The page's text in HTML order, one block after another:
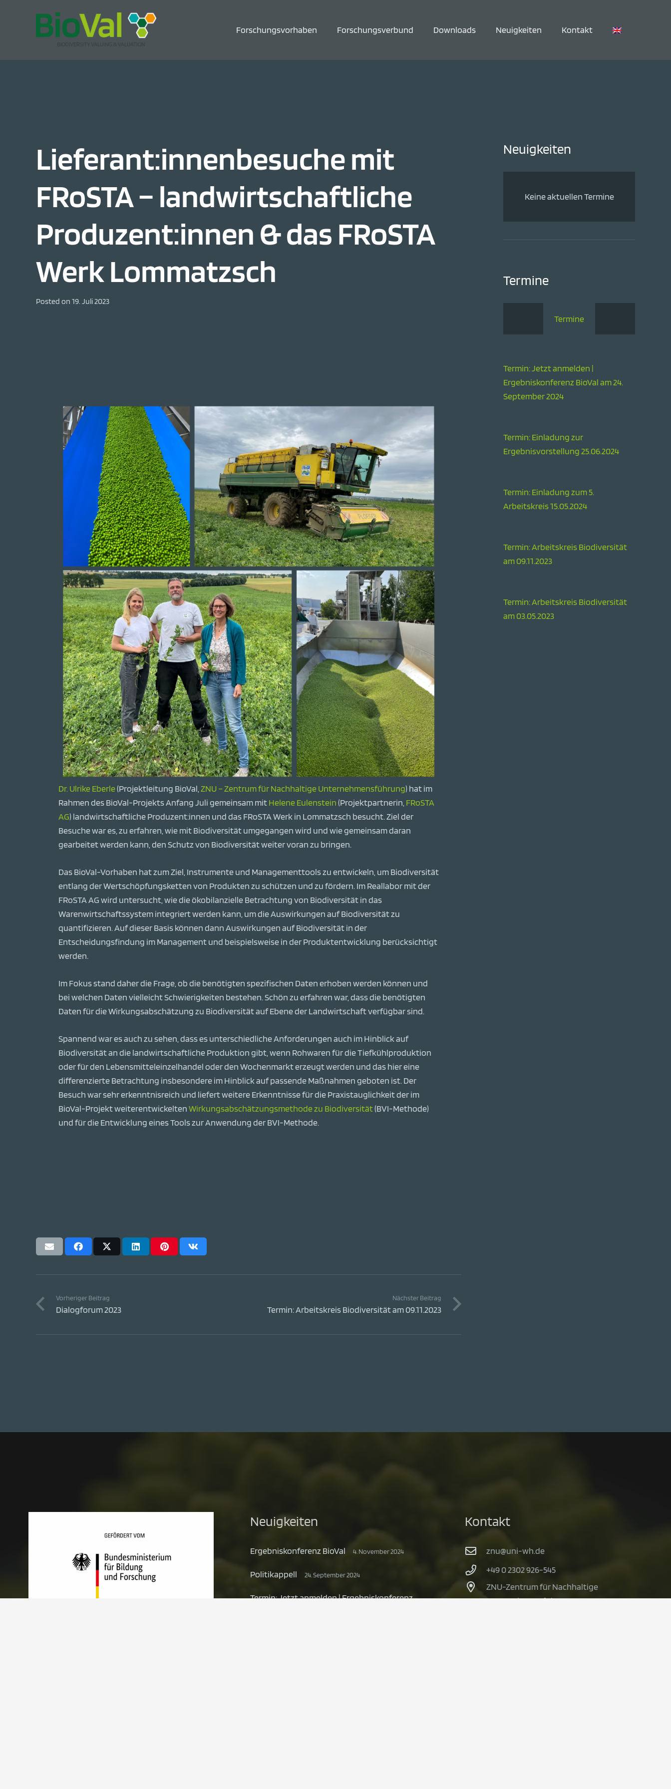
Forschungsvorhaben Forschungsverbund Downloads Neuigkeiten Kontakt
Lieferant:innenbesuche mit
FRoSTA – landwirtschaftliche
Produzent:innen & das FRoSTA
Werk Lommatzsch
Posted on 19. Juli 2023
Dr. Ulrike Eberle(Projektleitung BioVal, ZNU – Zentrum für Nachhaltige Unternehmensführung) hat im
Rahmen des BioVal-Projekts Anfang Juli gemeinsam mitHelene Eulenstein(Projektpartnerin, FRoSTA
AG) landwirtschaftliche Produzent:innen und das FRoSTA Werk in Lommatzsch besucht. Ziel der
Besuche war es, zu erfahren, wie mit Biodiversität umgegangen wird und wie gemeinsam daran
gearbeitet werden kann, den Schutz von Biodiversität weiter voran zu bringen.
Das BioVal-Vorhaben hat zum Ziel, Instrumente und Managementtools zu entwickeln, um Biodiversität
entlang der Wertschöpfungsketten von Produkten zu schützen und zu fördern. Im Reallabor mit der
FRoSTA AG wird untersucht, wie die ökobilanzielle Betrachtung von Biodiversität in das
Warenwirtschaftssystem integriert werden kann, um die Auswirkungen auf Biodiversität zu
quantifizieren. Auf dieser Basis können dann Auswirkungen auf Biodiversität in der
Entscheidungsfindung im Management und beispielsweise in der Produktentwicklung berücksichtigt
werden.
Im Fokus stand daher die Frage, ob die benötigten spezifischen Daten erhoben werden können und
bei welchen Daten vielleicht Schwierigkeiten bestehen. Schön zu erfahren war, dass die benötigten
Daten für die Wirkungsabschätzung zu Biodiversität auf Ebene der Landwirtschaft verfügbar sind.
Spannend war es auch zu sehen, dass es unterschiedliche Anforderungen auch im Hinblick auf
Biodiversität an die landwirtschaftliche Produktion gibt, wenn Rohwaren für die Tiefkühlproduktion
oder für den Lebensmitteleinzelhandel oder den Wochenmarkt erzeugt werden und das hier eine
differenzierte Betrachtung insbesondere im Hinblick auf passende Maßnahmen geboten ist. Der
Besuch war sehr erkenntnisreich und liefert weitere Erkenntnisse für die Praxistauglichkeit der im
BioVal-Projekt weiterentwickeltenWirkungsabschätzungsmethode zu Biodiversität(BVI-Methode)
und für die Entwicklung eines Tools zur Anwendung der BVI-Methode.
Vorheriger Beitrag
Dialogforum 2023
Nächster Beitrag
Termin: Arbeitskreis Biodiversität am 09.11.2023
Neuigkeiten
Keine aktuellen Termine
Termine
Termine
Termin: Jetzt anmelden |
Ergebniskonferenz BioVal am 24.
September 2024
Termin: Einladung zur
Ergebnisvorstellung 25.06.2024
Termin: Einladung zum 5.
Arbeitskreis 15.05.2024
Termin: Arbeitskreis Biodiversität
am 09.11.2023
Termin: Arbeitskreis Biodiversität
am 03.05.2023
Neuigkeiten
Ergebniskonferenz BioVal 4. November 2024
Politikappell 24. September 2024
Termin: Jetzt anmelden | Ergebniskonferenz
Kontakt
znu@uni-wh.de
+49 0 2302 926-545
ZNU-Zentrum für Nachhaltige
Unternehmensführung